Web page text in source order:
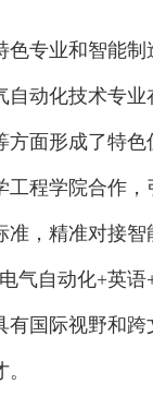
专业和智能制
自动化技术专
方面形成了特色
工程学院合作，
准，精准对接智
气自动化+英
有国际视野和